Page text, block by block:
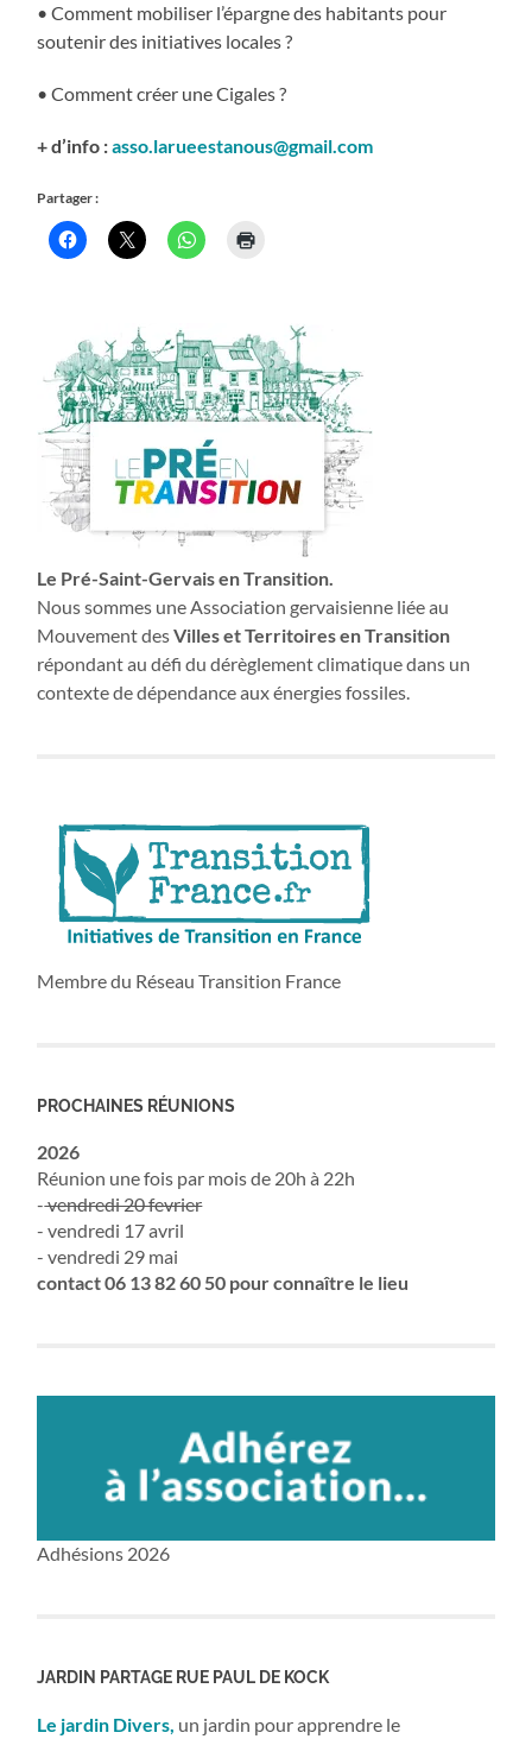
• Comment mobiliser l’épargne des habitants pour
soutenir des initiatives locales ?
• Comment créer une Cigales ?
+ d’info :asso.larueestanous@gmail.com
Partager :
Le Pré-Saint-Gervais en Transition.
Nous sommes une Association gervaisienne liée au
Mouvement desVilles et Territoires en Transition
répondant au défi du dérèglement climatique dans un
contexte de dépendance aux énergies fossiles.
Membre du Réseau Transition France
PROCHAINES RÉUNIONS
2026
Réunion une fois par mois de 20h à 22h
-vendredi 20 fevrier
- vendredi 17 avril
- vendredi 29 mai
contact 06 13 82 60 50 pour connaître le lieu
Adhésions 2026
JARDIN PARTAGE RUE PAUL DE KOCK
Le jardin Divers, un jardin pour apprendre le